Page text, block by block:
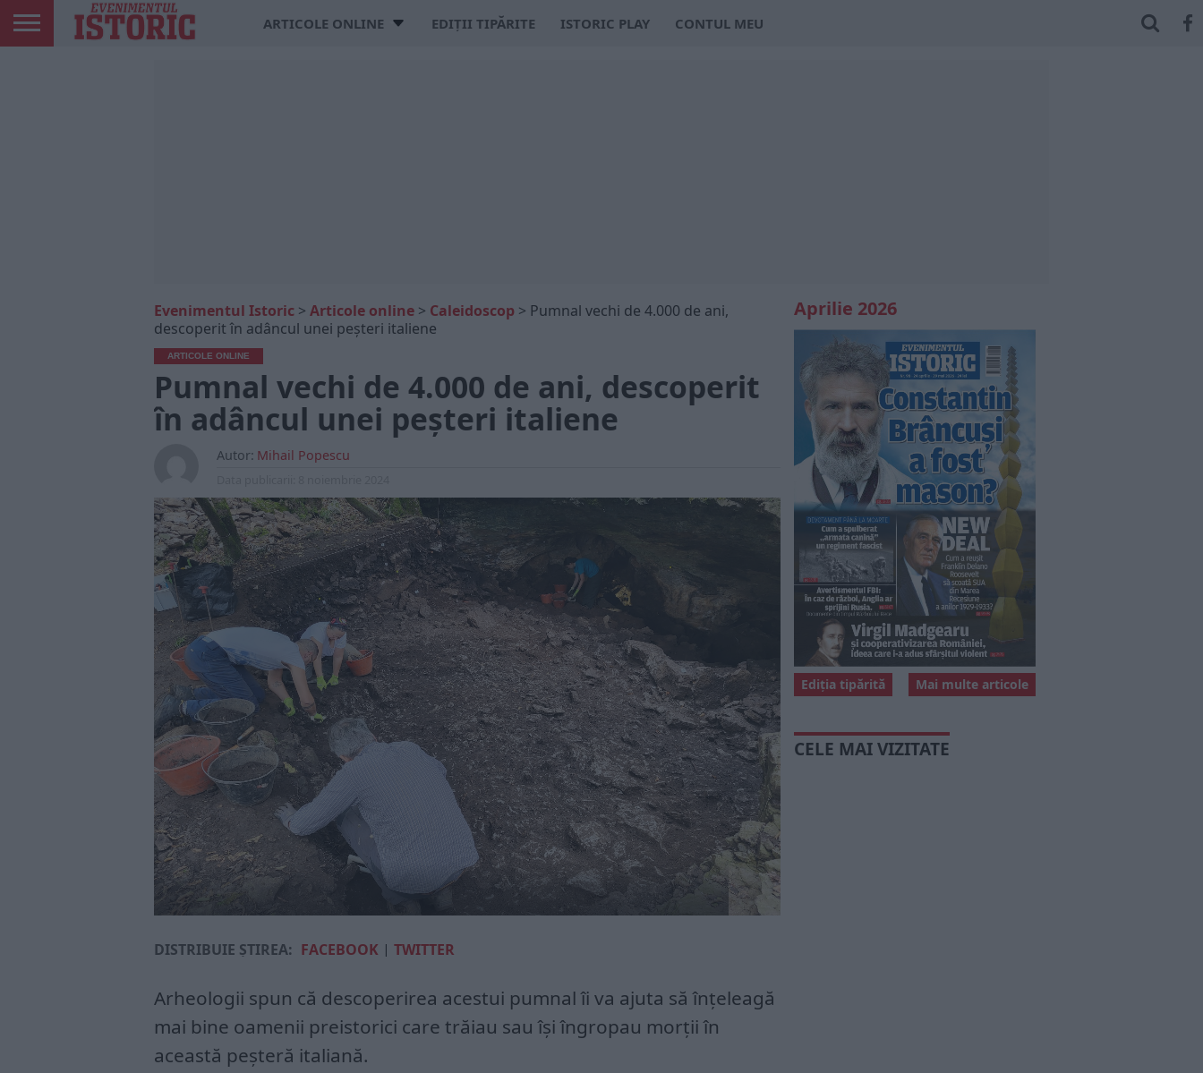
ARTICOLE ONLINE EDIȚII TIPĂRITE ISTORIC PLAY CONTUL MEU
Evenimentul Istoric > Articole online > Caleidoscop > Pumnal vechi de 4.000 de ani,
descoperit în adâncul unei peșteri italiene
ARTICOLE ONLINE
Pumnal vechi de 4.000 de ani, descoperit
în adâncul unei peșteri italiene
Autor: Mihail Popescu
DISTRIBUIE ȘTIREA: FACEBOOK | TWITTER
Arheologii spun că descoperirea acestui pumnal îi va ajuta să înțeleagă
mai bine oamenii preistorici care trăiau sau își îngropau morții în
această peșteră italiană.
Aprilie 2026
Mai multe articole
Ediția tipărită
CELE MAI VIZITATE